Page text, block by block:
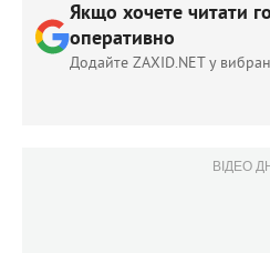
Якщо хочете читати
оперативно
Додайте ZAXID.NET у
ВІДЕО